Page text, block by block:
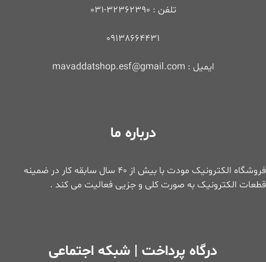
تلفن : 32362390-031
09138664431
ایمیل : mavaddatshop.esf@gmail.com
درباره ما
فروشگاه الکترونیک مودت با بیش از 40 سال سابقه کار در ضمینه
قطعات الکترونیک به صورت کلی و جزیی فعالیت می کند .
درگاه پرداخت | شبکه اجتماعی